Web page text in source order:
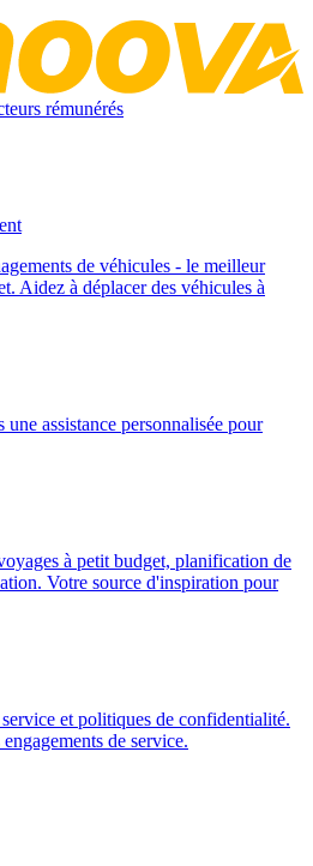
rémunérés
de véhicules - le meilleur
Aidez à déplacer des véhicules à
assistance personnalisée pour
à petit budget, planification de
Votre source d'inspiration pour
et politiques de confidentialité.
de service.